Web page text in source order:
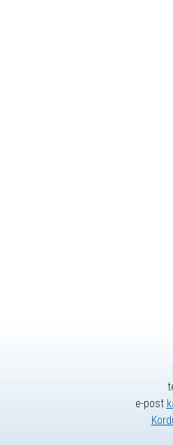
e-post